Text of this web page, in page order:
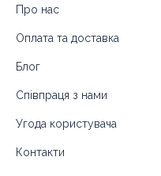
Про нас
Оплата та доставка
Блог
Співпраця з нами
Угода користувача
Контакти